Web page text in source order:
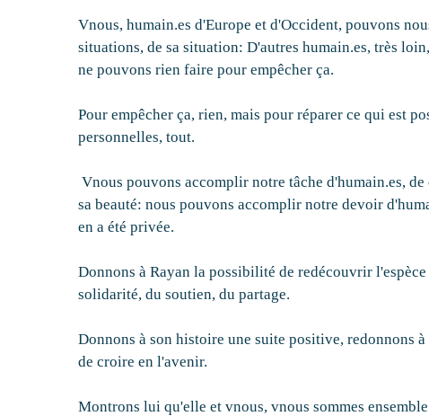
Vnous, humain.es d'Europe et d'Occident, pouvons
situations, de sa situation: D'autres humain.es, très
ne pouvons rien faire pour empêcher ça.
Pour empêcher ça, rien, mais pour réparer ce qui est
personnelles, tout.
Vnous pouvons accomplir notre tâche d'humain.es,
sa beauté: nous pouvons accomplir notre devoir
en a été privée.
Donnons à Rayan la possibilité de redécouvrir
solidarité, du soutien, du partage.
Donnons à son histoire une suite positive, redonnons
de croire en l'avenir.
Montrons lui qu'elle et vnous, vnous sommes